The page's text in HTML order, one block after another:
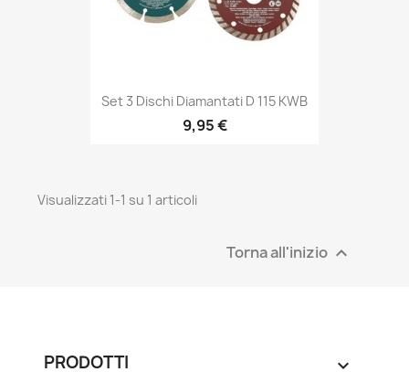
Set 3 Dischi Diamantati D 115 KWB
9,95 €
Visualizzati 1-1 su 1 articoli
Torna all'inizio 
PRODOTTI 